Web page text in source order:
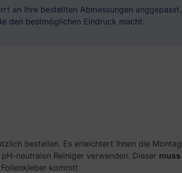
an Ihre bestellten Abmessungen
den bestmöglichen Eindruck macht.
bestellen. Es erleichtert Ihnen die
neutralen Reiniger verwenden. Dieser muss
kommt!